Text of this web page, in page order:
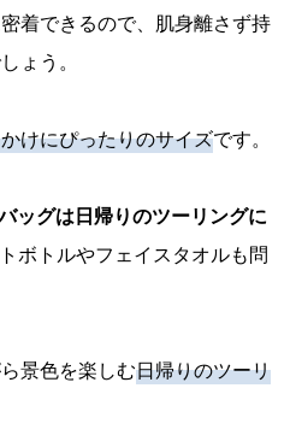
着できるので、肌身離さず持
ょう。
けにぴったりのサイズです。
ッグは日帰りのツーリングに
ボトルやフェイスタオルも問
景色を楽しむ日帰りのツーリ